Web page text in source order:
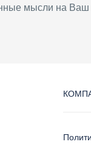
мысли на Ваш